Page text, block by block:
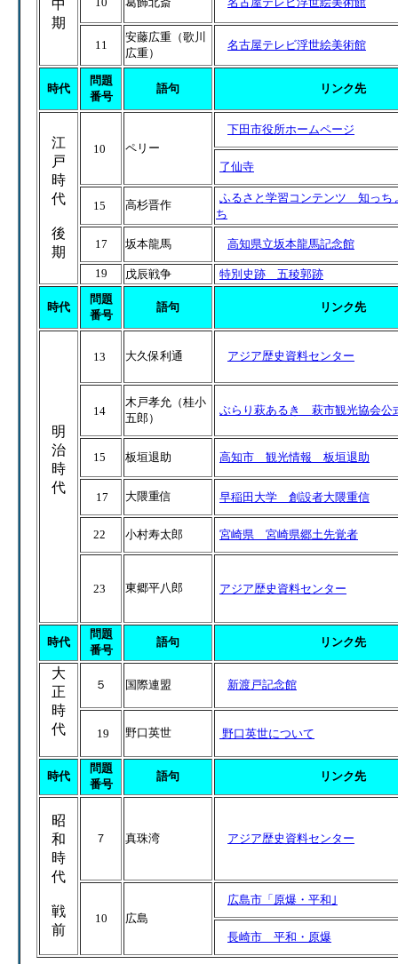
中
期
11
安藤広重（歌川
広重）
名古屋テレビ浮世絵美術館
時代
問題
番号
語句 リンク先
江
戸
時
代
後
期
10 ペリー
下田市役所ホームページ
了仙寺
15 高杉晋作
ふるさと学習コンテンツ 知っち
ち
17 坂本龍馬 高知県立坂本龍馬記念館
19 戊辰戦争 特別史跡 五稜郭跡
時代
問題
番号
語句 リンク先
明
治
時
代
13 大久保利通 アジア歴史資料センター
14
木戸孝允（桂小
五郎）
ぶらり萩あるき 萩市観光協会公
15 板垣退助 高知市 観光情報 板垣退助
17 大隈重信 早稲田大学 創設者大隈重信
22 小村寿太郎 宮崎県 宮崎県郷土先覚者
23 東郷平八郎 アジア歴史資料センター
時代
問題
番号
語句 リンク先
大
正
時
代
５ 国際連盟 新渡戸記念館
19 野口英世 野口英世について
時代
問題
番号
語句 リンク先
昭
和
時
代
戦
前
７ 真珠湾 アジア歴史資料センター
10 広島
広島市 「原爆・平和｣
長崎市 平和・原爆